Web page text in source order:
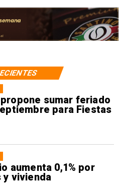
sumar feriado
para Fiestas
aumenta 0,1% por
y vivienda